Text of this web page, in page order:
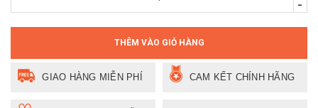
-
THÊM VÀO GIỎ HÀNG
GIAO HÀNG MIỄN PHÍ CAM KẾT CHÍNH HÃNG